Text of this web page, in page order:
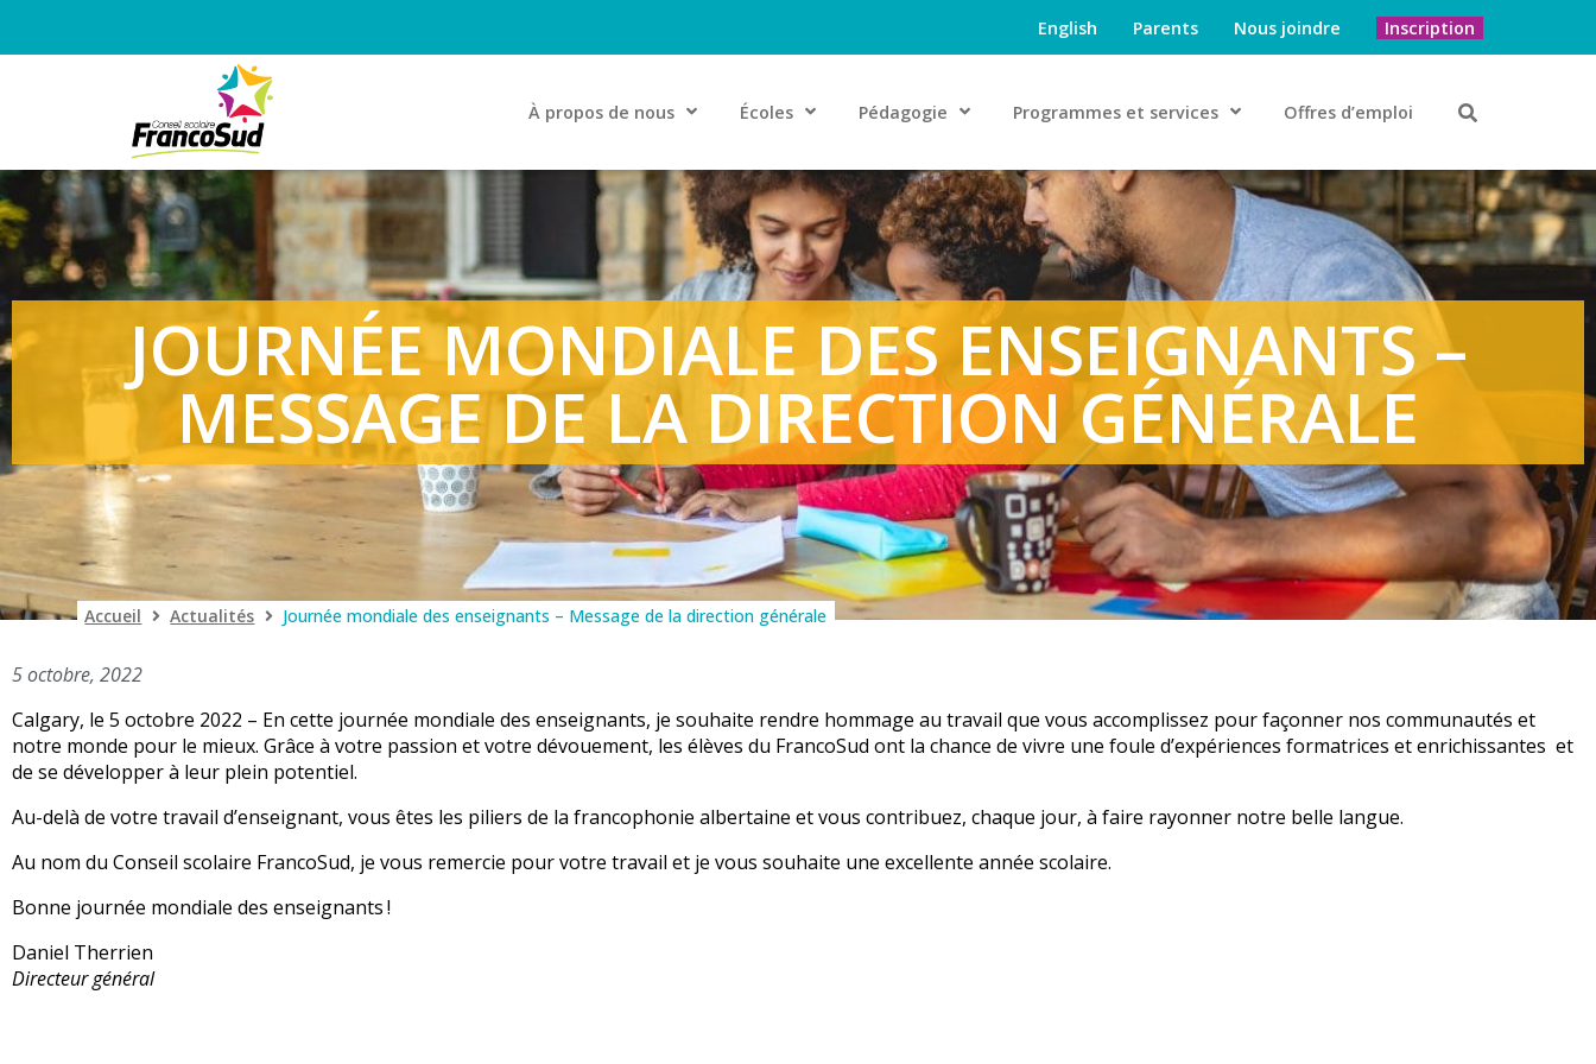
English Parents Nous joindre Inscription
À propos de nous Écoles Pédagogie Programmes et services Offres d’emploi
JOURNÉE MONDIALE DES ENSEIGNANTS –
MESSAGE DE LA DIRECTION GÉNÉRALE
Accueil Actualités Journée mondiale des enseignants – Message de la direction générale
5 octobre, 2022
Calgary, le 5 octobre 2022 – En cette journée mondiale des enseignants, je souhaite rendre hommage au travail que vous accomplissez pour façonner nos communautés et
notre monde pour le mieux. Grâce à votre passion et votre dévouement, les élèves du FrancoSud ont la chance de vivre une foule d’expériences formatrices et enrichissantes et
de se développer à leur plein potentiel.
Au-delà de votre travail d’enseignant, vous êtes les piliers de la francophonie albertaine et vous contribuez, chaque jour, à faire rayonner notre belle langue.
Au nom du Conseil scolaire FrancoSud, je vous remercie pour votre travail et je vous souhaite une excellente année scolaire.
Bonne journée mondiale des enseignants !
Daniel Therrien
Directeur général